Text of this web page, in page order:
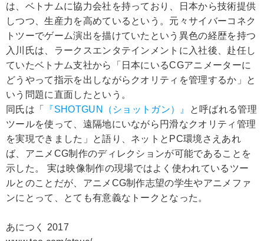
は、ベトナムに協力会社を持っており、日本から技術提供
しつつ、生産力を高めているという。元々サイバーコネク
トツーでゲーム演出を描けていたという異色の経歴を持つ
入川氏は、ラークスエンタテインメントに入社後、赴任し
ていたベトナム支社から「日本にいるCGアニメーターに
どうやって指示を出しながらクオリティを管理するか」と
いう問題に直面したという。
同氏は「
『SHOTGUN（ショットガン）』
と呼ばれる管理
ツールを使って、遠隔地にいながら円滑なクオリティ管理
を実現できました」と語り、ネットとPC環境さえあれ
ば、アニメCG制作のディレクションが可能であることを
示した。 実は映像制作の現場ではよく使われているツー
ルとのことだが、アニメCG制作志望の学生やアニメファ
ンにとって、とても有意義なトークとなった。
あにつく 2017